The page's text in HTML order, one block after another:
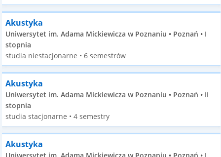
Akustyka
Uniwersytet im. Adama Mickiewicza w Poznaniu • Poznań • I
stopnia
studia niestacjonarne • 6 semestrów
Akustyka
Uniwersytet im. Adama Mickiewicza w Poznaniu • Poznań • II
stopnia
studia stacjonarne • 4 semestry
Akustyka